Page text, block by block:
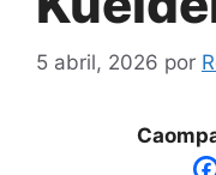
5 abril, 2026 por